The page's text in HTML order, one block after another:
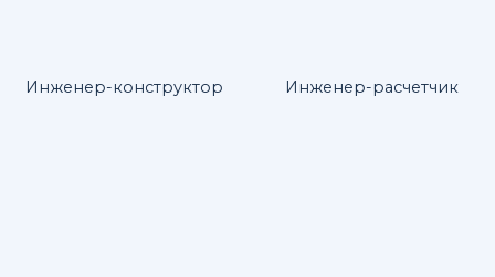
Инженер-конструктор Инженер-расчетчик